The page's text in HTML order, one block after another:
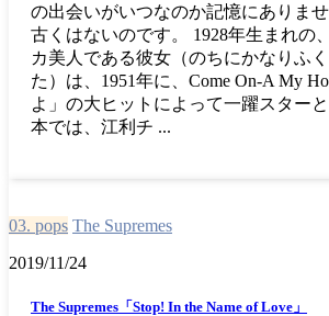
の出会いがいつなのか記憶にありま
古くはないのです。 1928年生まれの
カ美人である彼女（のちにかなりふ
た）は、1951年に、Come On-A My
よ」の大ヒットによって一躍スター
本では、江利チ ...
03. pops The Supremes
2019/11/24
The Supremes「Stop! In the Name of Love」